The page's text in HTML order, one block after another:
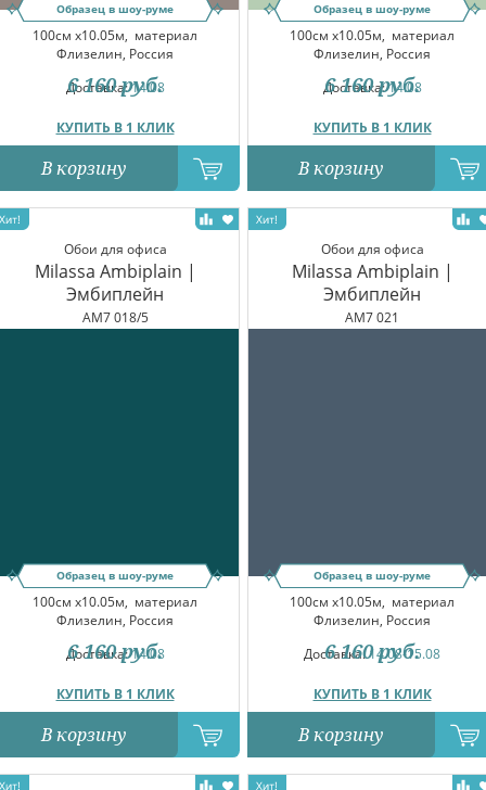
Образец в шоу-руме
100см x10.05м, материал
Флизелин, Россия
Доставка:14.08
КУПИТЬ В 1 КЛИК
6 160 руб.
В корзину
Образец в шоу-руме
100см x10.05м, материал
Флизелин, Россия
Доставка:14.08
КУПИТЬ В 1 КЛИК
6 160 руб.
В корзину
Обои для офиса
Milassa Ambiplain |
Эмбиплейн
AM7 018/5
Образец в шоу-руме
100см x10.05м, материал
Флизелин, Россия
Доставка:14.08
КУПИТЬ В 1 КЛИК
6 160 руб.
В корзину
Обои для офиса
Milassa Ambiplain |
Эмбиплейн
AM7 021
Образец в шоу-руме
100см x10.05м, материал
Флизелин, Россия
Доставка:14.08-15.08
КУПИТЬ В 1 КЛИК
6 160 руб.
В корзину